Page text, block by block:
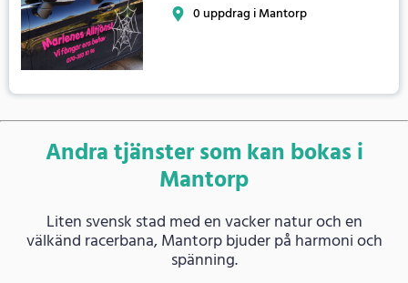
0 uppdrag i Mantorp
Andra tjänster som kan bokas i
Mantorp
Liten svensk stad med en vacker natur och en
välkänd racerbana, Mantorp bjuder på harmoni och
spänning.